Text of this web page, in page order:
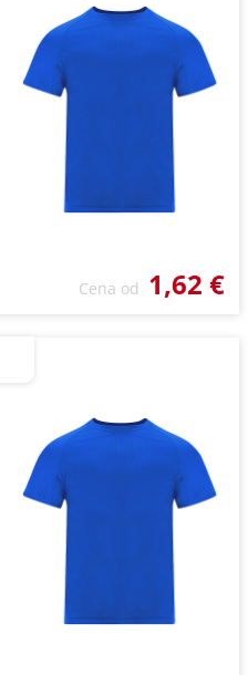
Cena od 1,62 €